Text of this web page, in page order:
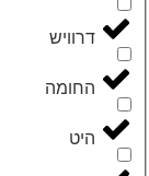
‮דרוויש‬
‮החומה‬
‮היט‬